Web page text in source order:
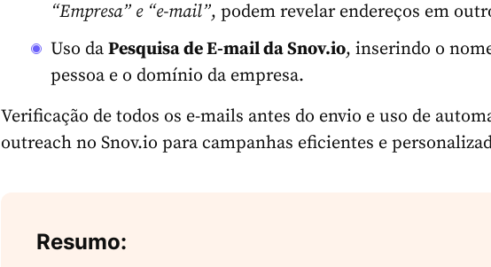
“Empresa” e “e-mail”, podem revelar endereços em
Uso da Pesquisa deE-mailda Snov.io, inserindo o
pessoa e o domínio da empresa.
Verificação de todos os e-mails antes do envio e uso de
outreach no Snov.io para campanhas eficientes e
Resumo: